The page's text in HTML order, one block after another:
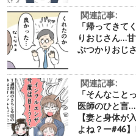
関連記事:
「帰ってきて
りおじさん…
ぶつかりおじ
関連記事:
「そんなこと
医師のひと言
【妻と身体が
よね？ー#46